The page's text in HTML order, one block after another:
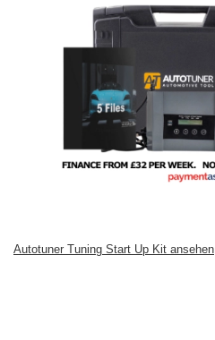
Autotuner Tuning Start Up Kit ansehen